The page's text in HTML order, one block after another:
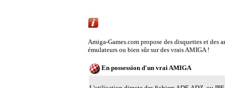
Amiga-Games.com propose des disquettes et
émulateurs ou bien sûr sur des vrais AMIGA !
En possession d'un vrai AMIGA